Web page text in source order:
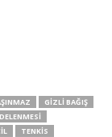
GIZLI BAĞIŞ
TENKIS